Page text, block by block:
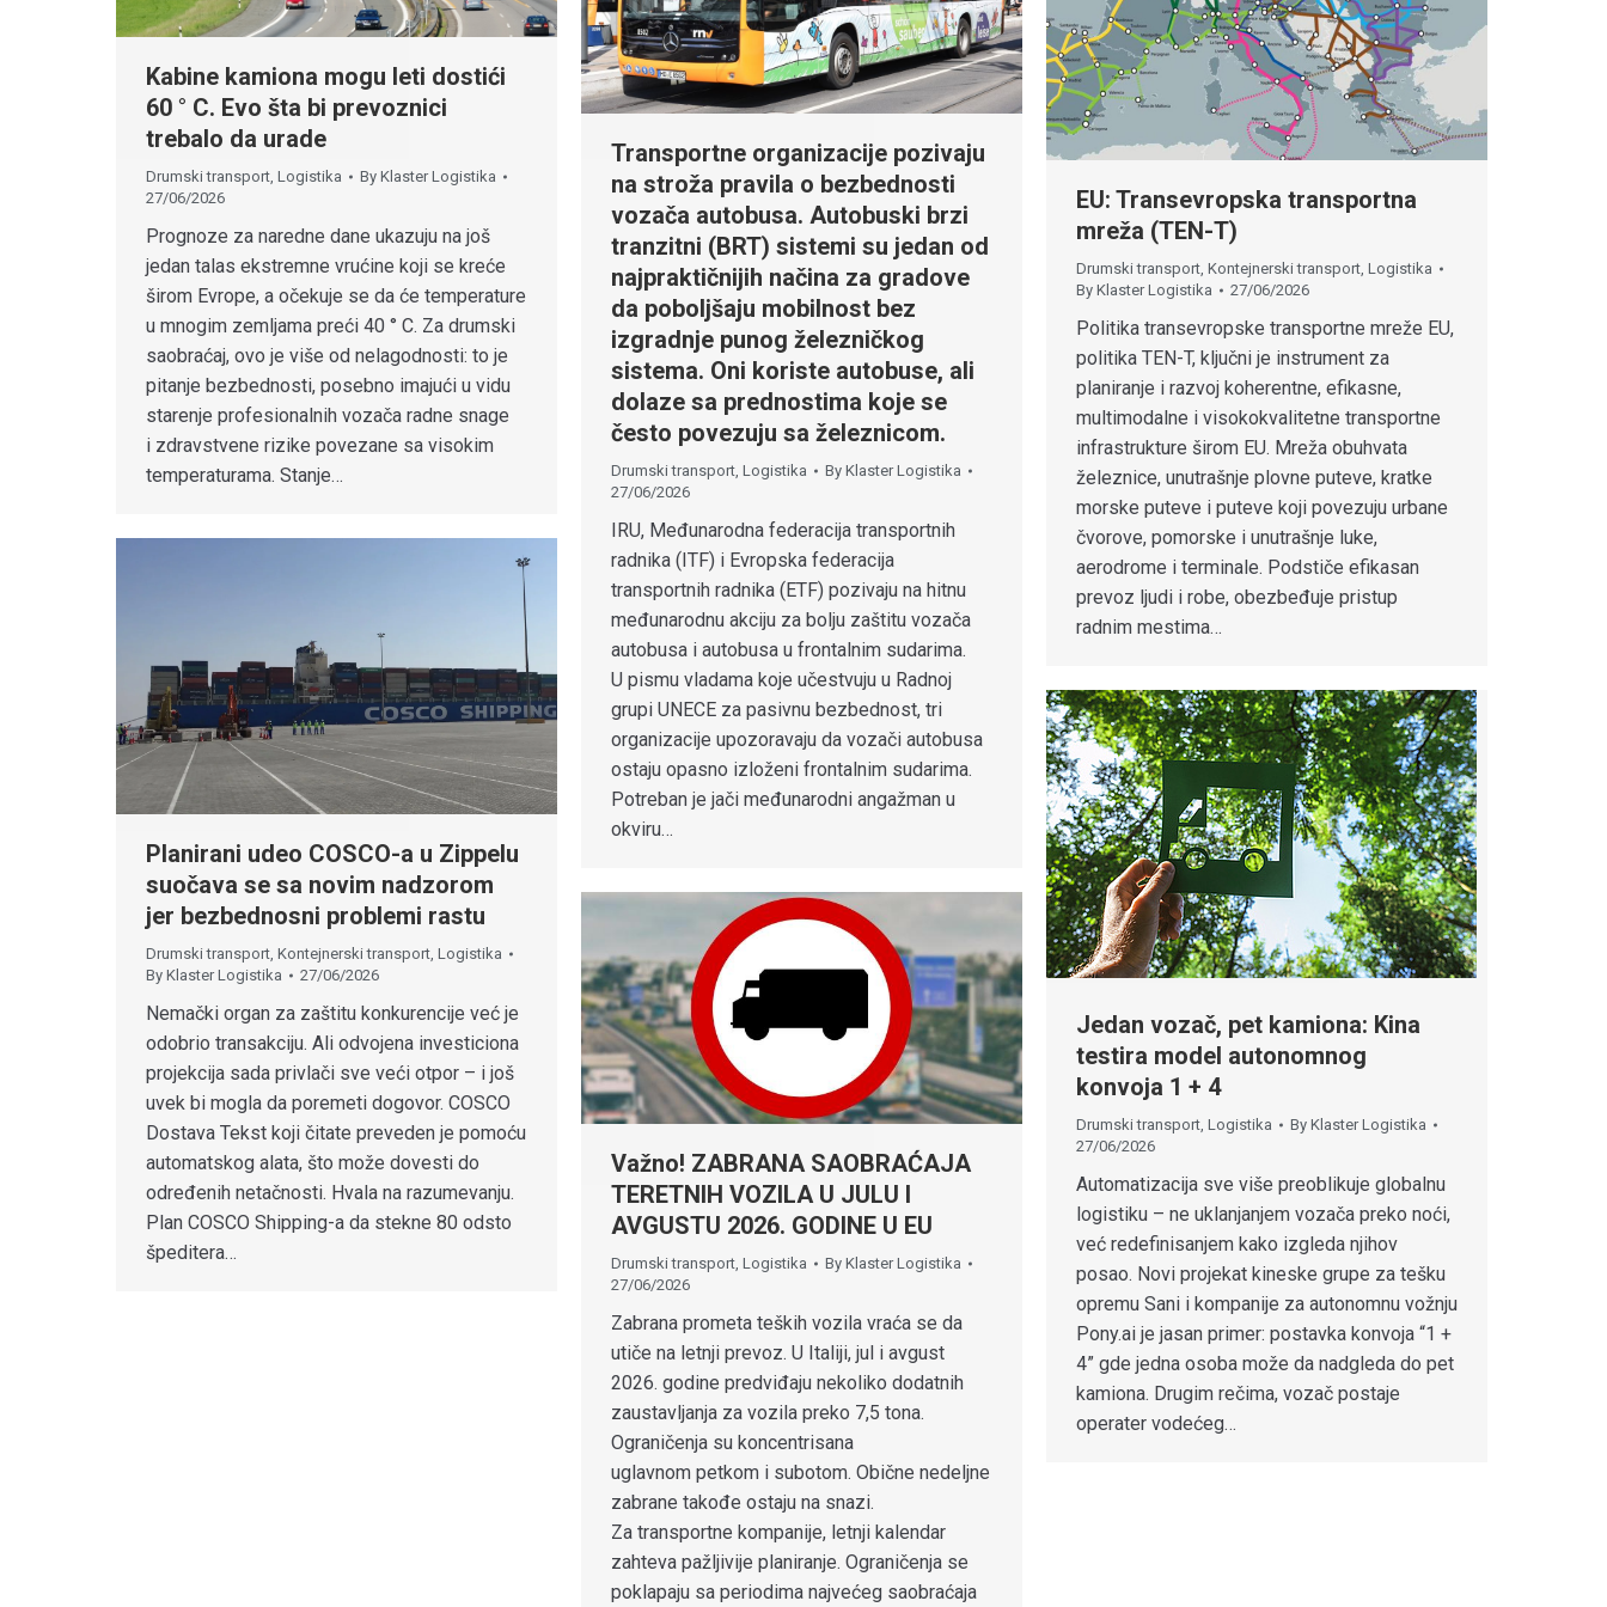
Kabine kamiona mogu leti dostići
60 ° C. Evo šta bi prevoznici
trebalo da urade
Drumski transport, Logistika By Klaster Logistika
27/06/2026
Prognoze za naredne dane ukazuju na još
jedan talas ekstremne vrućine koji se kreće
širom Evrope, a očekuje se da će temperature
u mnogim zemljama preći 40 ° C. Za drumski
saobraćaj, ovo je više od nelagodnosti: to je
pitanje bezbednosti, posebno imajući u vidu
starenje profesionalnih vozača radne snage
i zdravstvene rizike povezane sa visokim
temperaturama. Stanje…
Transportne organizacije pozivaju
na stroža pravila o bezbednosti
vozača autobusa. Autobuski brzi
tranzitni (BRT) sistemi su jedan od
najpraktičnijih načina za gradove
da poboljšaju mobilnost bez
izgradnje punog železničkog
sistema. Oni koriste autobuse, ali
dolaze sa prednostima koje se
često povezuju sa železnicom.
Drumski transport, Logistika By Klaster Logistika
27/06/2026
IRU, Međunarodna federacija transportnih
radnika (ITF) i Evropska federacija
transportnih radnika (ETF) pozivaju na hitnu
međunarodnu akciju za bolju zaštitu vozača
autobusa i autobusa u frontalnim sudarima.
U pismu vladama koje učestvuju u Radnoj
grupi UNECE za pasivnu bezbednost, tri
organizacije upozoravaju da vozači autobusa
ostaju opasno izloženi frontalnim sudarima.
Potreban je jači međunarodni angažman u
okviru…
EU: Transevropska transportna
mreža (TEN-T)
Drumski transport, Kontejnerski transport, Logistika
By Klaster Logistika 27/06/2026
Politika transevropske transportne mreže EU,
politika TEN-T, ključni je instrument za
planiranje i razvoj koherentne, efikasne,
multimodalne i visokokvalitetne transportne
infrastrukture širom EU. Mreža obuhvata
železnice, unutrašnje plovne puteve, kratke
morske puteve i puteve koji povezuju urbane
čvorove, pomorske i unutrašnje luke,
aerodrome i terminale. Podstiče efikasan
prevoz ljudi i robe, obezbeđuje pristup
radnim mestima…
Planirani udeo COSCO-a u Zippelu
suočava se sa novim nadzorom
jer bezbednosni problemi rastu
Drumski transport, Kontejnerski transport, Logistika
By Klaster Logistika 27/06/2026
Nemački organ za zaštitu konkurencije već je
odobrio transakciju. Ali odvojena investiciona
projekcija sada privlači sve veći otpor – i još
uvek bi mogla da poremeti dogovor. COSCO
Dostava Tekst koji čitate preveden je pomoću
automatskog alata, što može dovesti do
određenih netačnosti. Hvala na razumevanju.
Plan COSCO Shipping-a da stekne 80 odsto
špeditera…
Jedan vozač, pet kamiona: Kina
testira model autonomnog
konvoja 1 + 4
Drumski transport, Logistika By Klaster Logistika
27/06/2026
Automatizacija sve više preoblikuje globalnu
logistiku – ne uklanjanjem vozača preko noći,
već redefinisanjem kako izgleda njihov
posao. Novi projekat kineske grupe za tešku
opremu Sani i kompanije za autonomnu vožnju
Pony.ai je jasan primer: postavka konvoja “1 +
4” gde jedna osoba može da nadgleda do pet
kamiona. Drugim rečima, vozač postaje
operater vodećeg…
Važno! ZABRANA SAOBRAĆAJA
TERETNIH VOZILA U JULU I
AVGUSTU 2026. GODINE U EU
Drumski transport Logistika By Klaster Logistika
27/06/2026
Zabrana prometa teških vozila vraća se da
utiče na letnji prevoz. U Italiji, jul i avgust
2026. godine predviđaju nekoliko dodatnih
zaustavljanja za vozila preko 7,5 tona.
Ograničenja su koncentrisana
uglavnom petkom i subotom. Obične nedeljne
zabrane takođe ostaju na snazi.
Za transportne kompanije, letnji kalendar
zahteva pažljivije planiranje. Ograničenja se
poklapaju sa periodima najvećeg saobraćaja